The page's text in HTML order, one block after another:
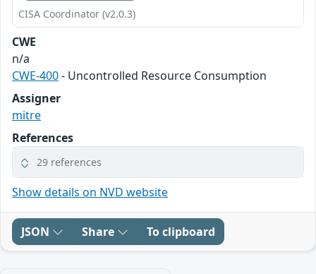
CISA Coordinator (v2.0.3)
CWE
n/a
CWE-400- Uncontrolled Resource Consumption
Assigner
mitre
References
29 references
Show details on NVD website
JSON Share To clipboard